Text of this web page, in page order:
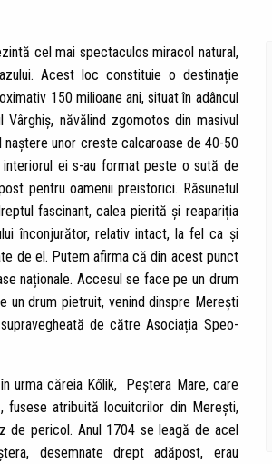
cel mai spectaculos miracol natural,
Acest loc constituie o destinație
150 milioane ani, situat în adâncul
năvălind zgomotos din masivul
naștere unor creste calcaroase de 40-50
ei s-au format peste o sută de
pentru oamenii preistorici. Răsunetul
fascinant, calea pierită și reapariția
înconjurător, relativ intact, la fel ca și
de el. Putem afirma că din acest punct
naționale. Accesul se face pe un drum
un drum pietruit, venind dinspre Merești
de către Asociația Speo-
urma căreia Kőlik, Peștera Mare, care
fusese atribuită locuitorilor din Merești,
de pericol. Anul 1704 se leagă de acel
desemnate drept adăpost, erau